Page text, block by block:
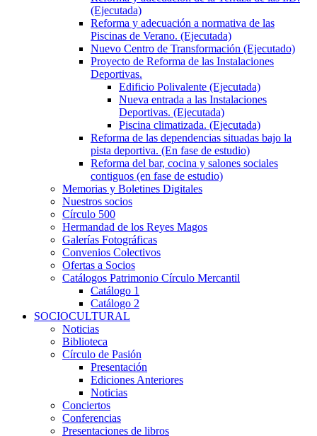
(Ejecutada)
Reforma y adecuación a normativa de las
Piscinas de Verano. (Ejecutada)
Nuevo Centro de Transformación (Ejecutado)
Proyecto de Reforma de las Instalaciones
Deportivas.
Edificio Polivalente (Ejecutada)
Nueva entrada a las Instalaciones
Deportivas. (Ejecutada)
Piscina climatizada. (Ejecutada)
Reforma de las dependencias situadas bajo la
pista deportiva. (En fase de estudio)
Reforma del bar, cocina y salones sociales
contiguos (en fase de estudio)
Memorias y Boletines Digitales
Nuestros socios
Círculo 500
Hermandad de los Reyes Magos
Galerías Fotográficas
Convenios Colectivos
Ofertas a Socios
Catálogos Patrimonio Círculo Mercantil
Catálogo 1
Catálogo 2
SOCIOCULTURAL
Noticias
Biblioteca
Círculo de Pasión
Presentación
Ediciones Anteriores
Noticias
Conciertos
Conferencias
Presentaciones de libros